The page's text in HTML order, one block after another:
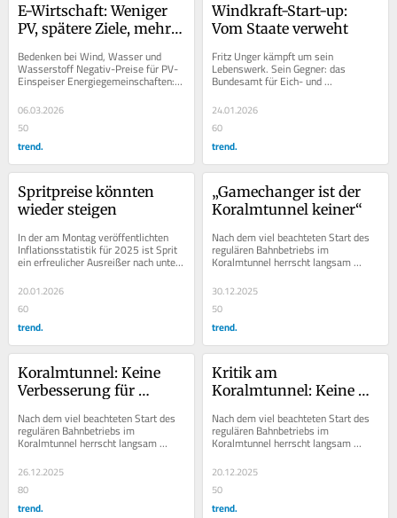
E-Wirtschaft: Weniger
PV, spätere Ziele, mehr
Bedenken bei Wind, Wasser und
Wasserstoff Negativ-Preise für PV-
Einspeiser Energiegemeinschaften:
faire Kostenbeteiligung Nur
eineinhalb Jahre nach...
06.03.2026
50
trend.
Windkraft-Start-up:
Vom Staate verweht
Fritz Unger kämpft um sein
Lebenswerk. Sein Gegner: das
Bundesamt für Eich- und
Eigentümer des fünf Jahre alten...
24.01.2026
60
trend.
Spritpreise könnten
wieder steigen
In der am Montag veröffentlichten
Inflationsstatistik für 2025 ist Sprit
ein erfreulicher Ausreißer nach unten:
im...
20.01.2026
60
trend.
„Gamechanger ist der
Koralmtunnel keiner“
Nach dem viel beachteten Start des
regulären Bahnbetriebs im
Koralmtunnel herrscht langsam
Klarheit über Fahrplan- und
Anbieterdaten auf der neuen...
30.12.2025
50
trend.
Koralmtunnel: Keine
Verbesserung für
Nach dem viel beachteten Start des
regulären Bahnbetriebs im
Koralmtunnel herrscht langsam
Klarheit über Fahrplan- und
Anbieterdaten auf der neuen...
26.12.2025
80
trend.
Kritik am
Koralmtunnel: Keine
Güterverkehr
Nach dem viel beachteten Start des
regulären Bahnbetriebs im
Koralmtunnel herrscht langsam
Klarheit über Fahrplan- und
Anbieterdaten auf der neuen...
20.12.2025
50
trend.